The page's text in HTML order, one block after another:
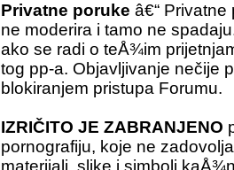
Privatne poruke â€“
ne moderira i tamo ne
ako se radi o teÅ¾im
tog pp-a. Objavljivanje nečije
blokiranjem pristupa Forumu.
IZRIČITO JE ZABRANJENO
pornografiju, koje ne
materijali, slike i simboli